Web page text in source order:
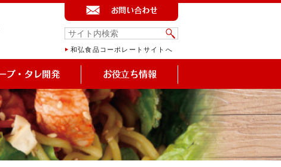
和弘食品コーポレートサイトへ